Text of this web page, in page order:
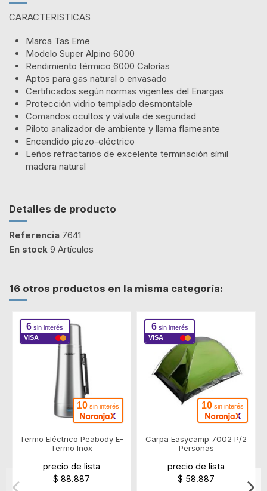
CARACTERISTICAS
Marca Tas Eme
Modelo Super Alpino 6000
Rendimiento térmico 6000 Calorías
Aptos para gas natural o envasado
Certificados según normas vigentes del Enargas
Protección vidrio templado desmontable
Comandos ocultos y válvula de seguridad
Piloto analizador de ambiente y llama flameante
Encendido piezo-eléctrico
Leños refractarios de excelente terminación símil
madera natural
Detalles de producto
Referencia 7641
En stock 9 Artículos
16 otros productos en la misma categoría:
6 sin interés
VISA
10sin interés
Termo Eléctrico Peabody E-
Termo Inox
precio de lista
$ 88.887
6sin interés
VISA
10 sin interés
Carpa Easycamp 7002 P/2
Personas
precio de lista
$ 58.887